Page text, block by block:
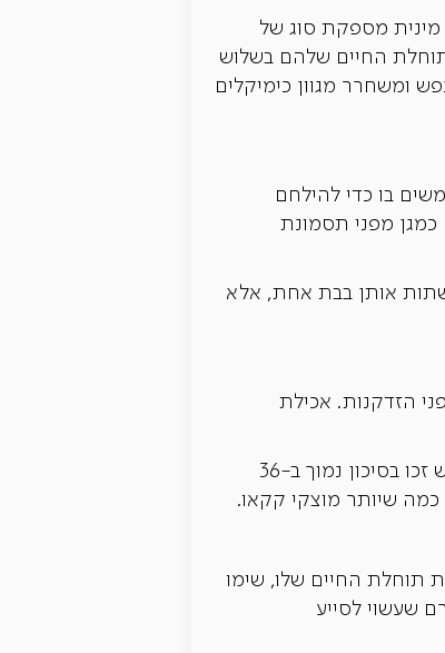
מינית מספקת סוג של
החיים שלהם בשלוש
ומשחרר מגוון כימיקלים
בו כדי להילחם
כמגן מפני תסמונת
לשבוע ימים (מומלץ שלא לשתות אותן בבת אחת, אלא
מפני הזדקנות. אכילת
על פי מחקר שנעשה על בוגרי אוניברסיטת הרווארד, משתתפים שאכלו עד שלוש חפיסות שוקולד בחודש זכו בסיכון נמוך ב-36
שיותר מוצקי קקאו.
את תוחלת החיים שלו, שימו
שעשוי לסייע